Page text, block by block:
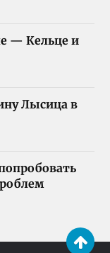
— Кельце и
Лысица в